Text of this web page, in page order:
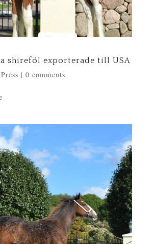
shireföl exporterade till USA
Press | 0 comments